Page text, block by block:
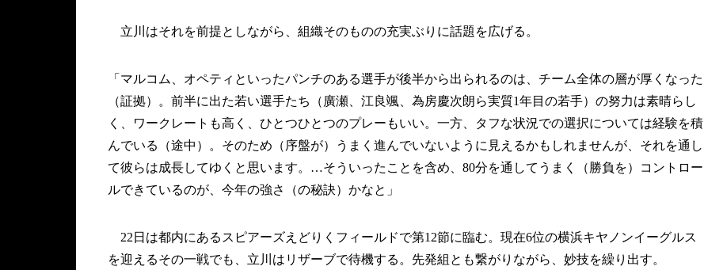
立川はそれを前提としながら、組織そのものの充実ぶりに話題を広げる。
「マルコム、オペティといったパンチのある選手が後半から出られるのは、チーム全体の層が厚くなった
（証拠）。前半に出た若い選手たち（廣瀬、江良颯、為房慶次朗ら実質1年目の若手）の努力は素晴らし
く、ワークレートも高く、ひとつひとつのプレーもいい。一方、タフな状況での選択については経験を積
んでいる（途中）。そのため（序盤が）うまく進んでいないように見えるかもしれませんが、それを通し
て彼らは成長してゆくと思います。…そういったことを含め、80分を通してうまく（勝負を）コントロー
ルできているのが、今年の強さ（の秘訣）かなと」
22日は都内にあるスピアーズえどりくフィールドで第12節に臨む。現在6位の横浜キヤノンイーグルス
を迎えるその一戦でも、立川はリザーブで待機する。先発組とも繋がりながら、妙技を繰り出す。